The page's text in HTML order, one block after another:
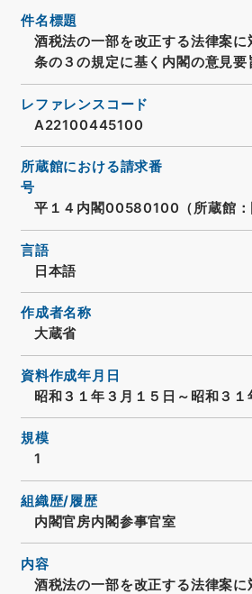
件名標題
酒税法の一部を改正する法律案に
条の３の規定に基く内閣の意見要
レファレンスコード
A22100445100
所蔵館における請求番
号
平１４内閣00580100（所蔵館：
言語
日本語
作成者名称
大蔵省
資料作成年月日
昭和３１年３月１５日～昭和３１
規模
1
組織歴/履歴
内閣官房内閣参事官室
内容
酒税法の一部を改正する法律案に